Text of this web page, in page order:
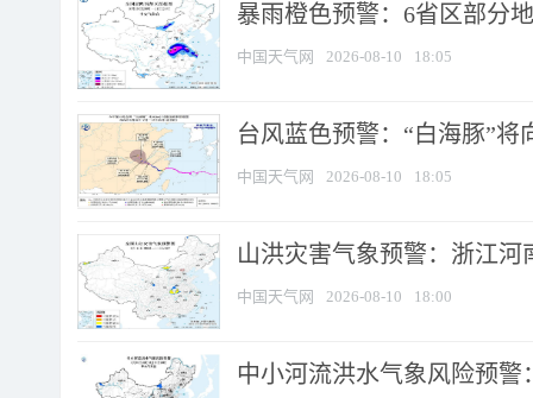
暴雨橙色预警：6省区部分
中国天气网 2026-08-10 18:05
台风蓝色预警：“白海豚”
中国天气网 2026-08-10 18:05
山洪灾害气象预警：浙江
中国天气网 2026-08-10 18:00
中小河流洪水气象风险预